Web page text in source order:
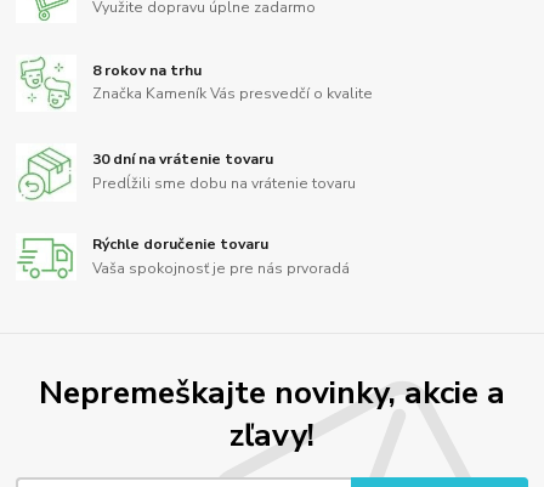
Využite dopravu úplne zadarmo
8 rokov na trhu
Značka Kameník Vás presvedčí o kvalite
30 dní na vrátenie tovaru
Predĺžili sme dobu na vrátenie tovaru
Rýchle doručenie tovaru
Vaša spokojnosť je pre nás prvoradá
Nepremeškajte novinky, akcie a
zľavy!